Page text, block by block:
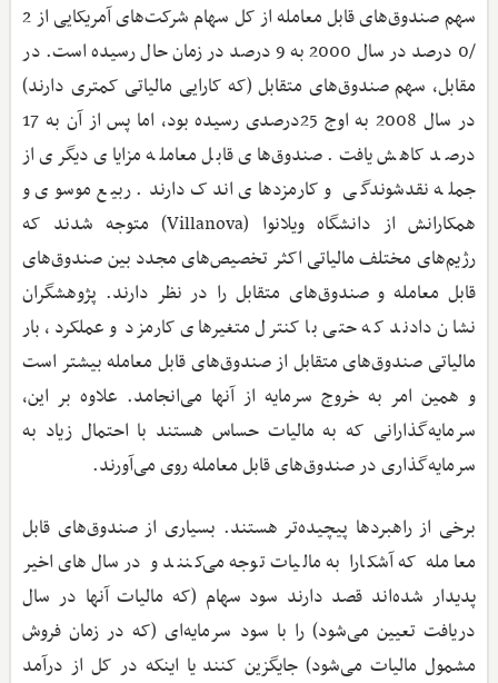
سهم صندوق‌های قابل معامله از کل سهام شرکت‌‌های آمریکایی از 2
/0 درصد در سال 2000 به 9 درصد در زمان حال رسیده است. در
مقابل، سهم صندوق‌های متقابل (که کارایی مالیاتی کمتری دارند)
در سال 2008 به اوج 25درصدی رسیده بود، اما پس از آن به 17
درصد کاهش یافت. صندوق‌های قابل معامله مزایای دیگری از
جمله نقدشوندگی و کارمزدهای اندک دارند. ربیع موسوی و
همکارانش از دانشگاه ویلانوا (Villanova) متوجه شدند که
رژیم‌های مختلف مالیاتی اکثر تخصیص‌های مجدد بین صندوق‌های
قابل معامله و صندوق‌های متقابل را در نظر دارند. پژوهشگران
نشان دادند که حتی با کنترل متغیرهای کارمزد و عملکرد، بار
مالیاتی صندوق‌های متقابل از صندوق‌های قابل معامله بیشتر است
و همین امر به خروج سرمایه از آنها می‌انجامد. علاوه بر این،
سرمایه‌گذارانی که به مالیات حساس هستند با احتمال زیاد به
سرمایه‌گذاری در صندوق‌‌های قابل معامله روی می‌آورند.
برخی از راهبردها پیچیده‌‌تر هستند. بسیاری از صندوق‌های قابل
معامله که آشکارا به مالیات توجه می‌کنند و در سال‌های اخیر
پدیدار شده‌اند قصد دارند سود سهام (که مالیات آنها در سال
دریافت تعیین می‌شود) را با سود سرمایه‌ای (که در زمان فروش
مشمول مالیات می‌شود) جایگزین کنند یا اینکه در کل از درآمد